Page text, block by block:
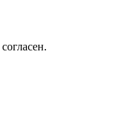
согласен.